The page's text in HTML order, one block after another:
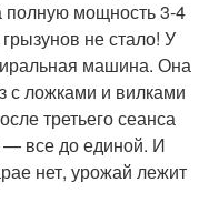
полную мощность 3-4
не стало! У
машина. Она
с ложками и вилками
третьего сеанса
все до единой. И
нет, урожай лежит